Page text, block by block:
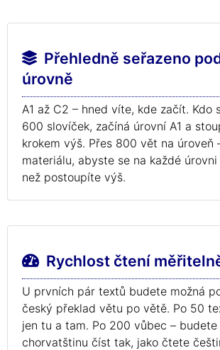
Přehledně seřazeno
úrovně
A1 až C2 – hned víte, kde začít. Kdo
600 slovíček, začíná úrovní A1 a
krokem výš. Přes 800 vět na úroveň
materiálu, abyste se na každé
než postoupíte výš.
Rychlost čtení
U prvních pár textů budete možná
český překlad větu po větě. Po 50
jen tu a tam. Po 200 vůbec – budete
chorvatštinu číst tak, jako čtete